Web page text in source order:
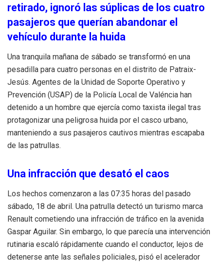
retirado, ignoró las súplicas de los cuatro
pasajeros que querían abandonar el
vehículo durante la huida
Una tranquila mañana de sábado se transformó en una
pesadilla para cuatro personas en el distrito de Patraix-
Jesús. Agentes de la Unidad de Soporte Operativo y
Prevención (USAP) de la Policía Local de Valéncia han
detenido a un hombre que ejercía como taxista ilegal tras
protagonizar una peligrosa huida por el casco urbano,
manteniendo a sus pasajeros cautivos mientras escapaba
de las patrullas.
Una infracción que desató el caos
Los hechos comenzaron a las 07:35 horas del pasado
sábado, 18 de abril. Una patrulla detectó un turismo marca
Renault cometiendo una infracción de tráfico en la avenida
Gaspar Aguilar. Sin embargo, lo que parecía una intervención
rutinaria escaló rápidamente cuando el conductor, lejos de
detenerse ante las señales policiales, pisó el acelerador